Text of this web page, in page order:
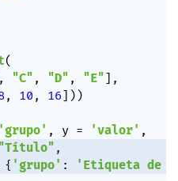
(
, "C" , "D" , "E"] ,
, 10 , 16] ) )
'grupo' , y = 'valor' ,
"Título" ,
{ 'grupo' : 'Etiqueta de